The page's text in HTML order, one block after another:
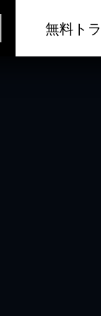
無料ト